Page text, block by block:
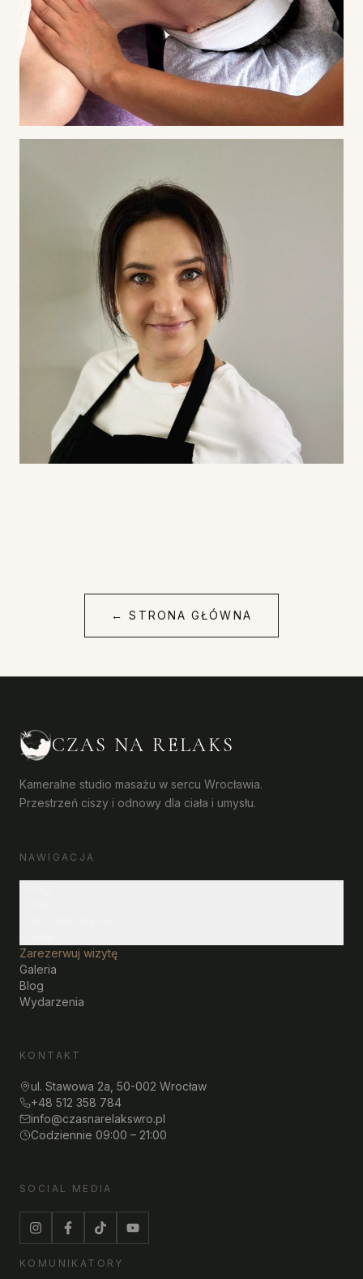
←STRONA GŁÓWNA
CZAS NA RELAKS
Kameralne studio masażu w sercu Wrocławia.
Przestrzeń ciszy i odnowy dla ciała i umysłu.
NAWIGACJA
Zarezerwuj wizytę
Galeria
Blog
Wydarzenia
KONTAKT
ul. Stawowa 2a, 50-002 Wrocław
+48 512 358 784
info@czasnarelakswro.pl
Codziennie 09:00 – 21:00
SOCIAL MEDIA
KOMUNIKATORY